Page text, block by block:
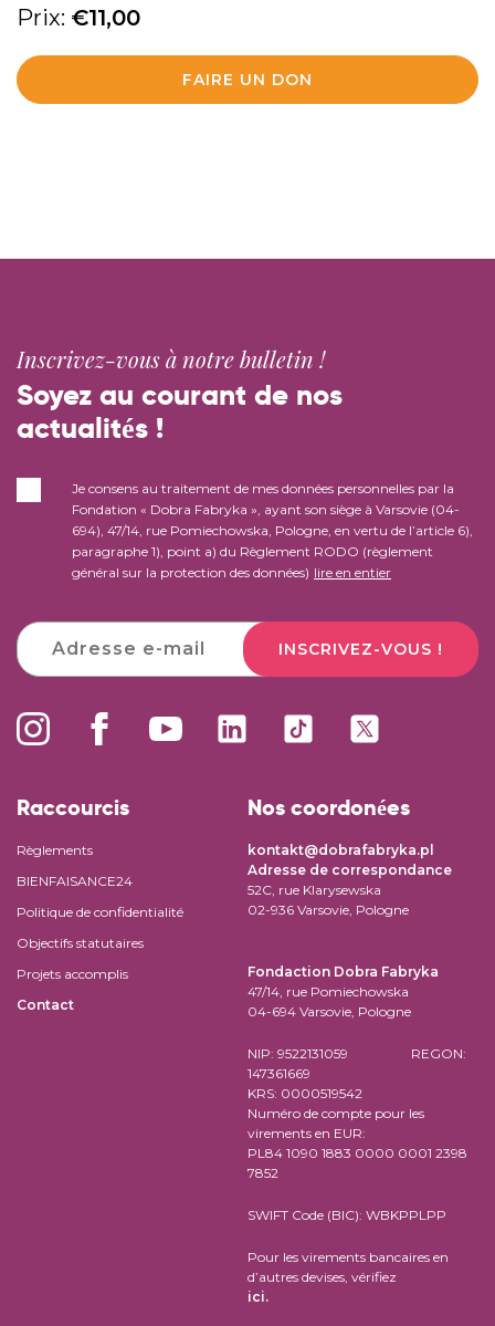
Prix: €11,00
FAIRE UN DON
Inscrivez-vous à notre bulletin !
Soyez au courant de nos
actualités !
Je consens au traitement de mes données personnelles par la
Fondation « Dobra Fabryka », ayant son siège à Varsovie (04-
694), 47/14, rue Pomiechowska, Pologne, en vertu de l’article 6),
paragraphe 1), point a) du Règlement RODO (règlement
général sur la protection des données) lire en entier
INSCRIVEZ-VOUS !
Raccourcis
Règlements
BIENFAISANCE24
Politique de confidentialité
Objectifs statutaires
Projets accomplis
Contact
Nos coordonées
kontakt@dobrafabryka.pl
Adresse de correspondance
52C, rue Klarysewska
02-936 Varsovie, Pologne
Fondaction Dobra Fabryka
47/14, rue Pomiechowska
04-694 Varsovie, Pologne
NIP: 9522131059 REGON:
147361669
KRS: 0000519542
Numéro de compte pour les
virements en EUR:
PL84 1090 1883 0000 0001 2398
7852
SWIFT Code (BIC): WBKPPLPP
Pour les virements bancaires en
d’autres devises, vérifiez
ici.